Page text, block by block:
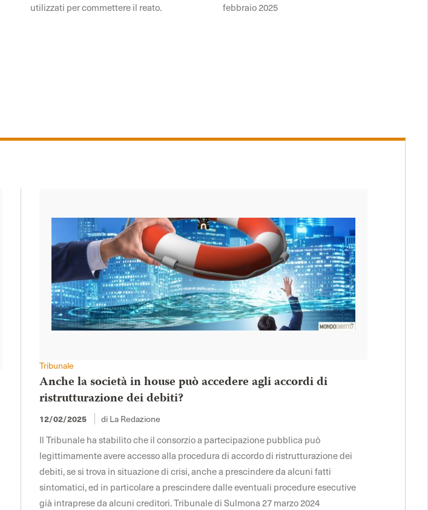
utilizzati per commettere il reato.
febbraio 2025
Tribunale
Anche la società in house può accedere agli accordi di
ristrutturazione dei debiti?
12/02/2025 di La Redazione
Il Tribunale ha stabilito che il consorzio a partecipazione pubblica può
legittimamente avere accesso alla procedura di accordo di ristrutturazione dei
debiti, se si trova in situazione di crisi, anche a prescindere da alcuni fatti
sintomatici, ed in particolare a prescindere dalle eventuali procedure esecutive
già intraprese da alcuni creditori. Tribunale di Sulmona 27 marzo 2024